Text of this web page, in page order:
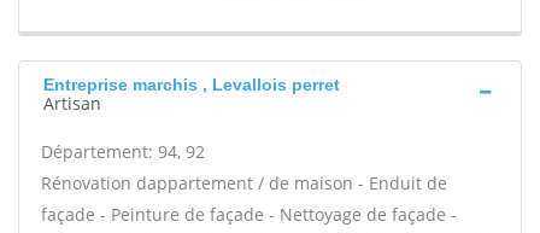
Entreprise marchis , Levallois perret
Artisan
Département: 94, 92
Rénovation dappartement / de maison - Enduit de
façade - Peinture de façade - Nettoyage de façade -